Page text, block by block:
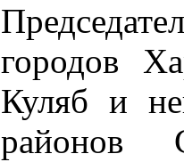
городов
Куляб и
районов